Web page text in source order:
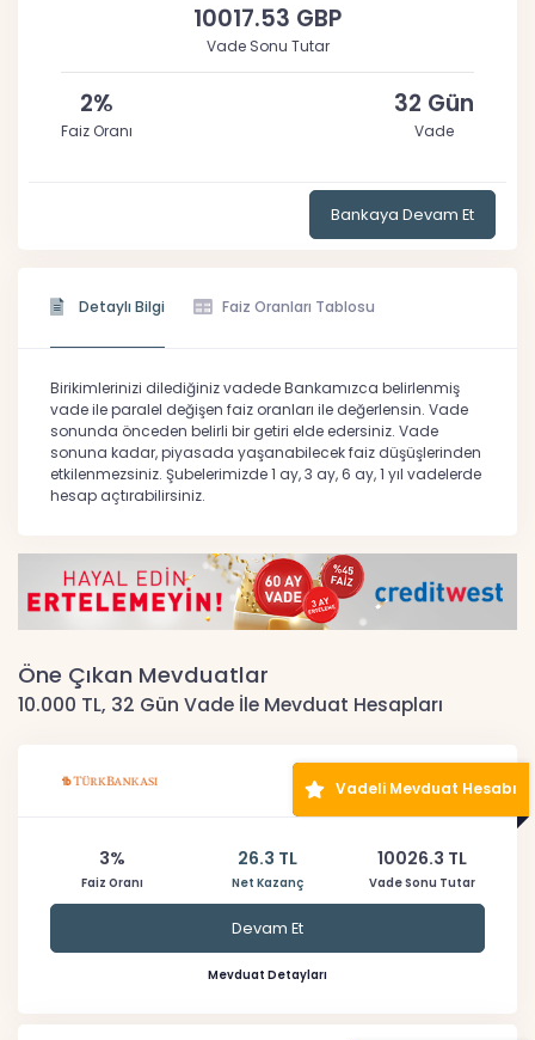
10017.53 GBP
Vade Sonu Tutar
2%
Faiz Oranı
32 Gün
Vade
Bankaya Devam Et
Detaylı Bilgi Faiz Oranları Tablosu
Birikimlerinizi dilediğiniz vadede Bankamızca belirlenmiş
vade ile paralel değişen faiz oranları ile değerlensin. Vade
sonunda önceden belirli bir getiri elde edersiniz. Vade
sonuna kadar, piyasada yaşanabilecek faiz düşüşlerinden
etkilenmezsiniz. Şubelerimizde 1 ay, 3 ay, 6 ay, 1 yıl vadelerde
hesap açtırabilirsiniz.
Öne Çıkan Mevduatlar
10.000 TL, 32 Gün Vade İle Mevduat Hesapları
Vadeli Mevduat Hesabı
3%
Faiz Oranı
26.3 TL
Net Kazanç
10026.3 TL
Vade Sonu Tutar
Devam Et
Mevduat Detayları